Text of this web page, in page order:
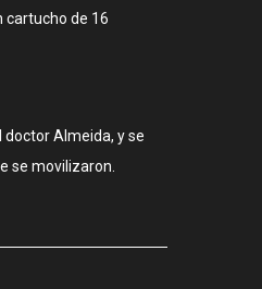
cartucho de 16
doctor Almeida, y se
se movilizaron.